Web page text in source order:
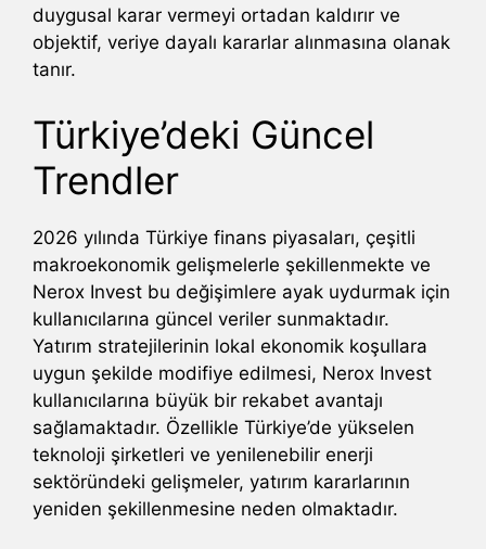
duygusal karar vermeyi ortadan kaldırır ve
objektif, veriye dayalı kararlar alınmasına olanak
tanır.
Türkiye’deki Güncel
Trendler
2026 yılında Türkiye finans piyasaları, çeşitli
makroekonomik gelişmelerle şekillenmekte ve
Nerox Invest bu değişimlere ayak uydurmak için
kullanıcılarına güncel veriler sunmaktadır.
Yatırım stratejilerinin lokal ekonomik koşullara
uygun şekilde modifiye edilmesi, Nerox Invest
kullanıcılarına büyük bir rekabet avantajı
sağlamaktadır. Özellikle Türkiye’de yükselen
teknoloji şirketleri ve yenilenebilir enerji
sektöründeki gelişmeler, yatırım kararlarının
yeniden şekillenmesine neden olmaktadır.